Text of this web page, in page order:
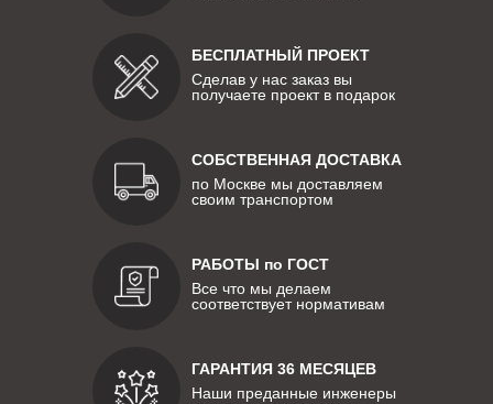
БЕСПЛАТНЫЙ ПРОЕКТ
Сделав у нас заказ вы
получаете проект в подарок
СОБСТВЕННАЯ ДОСТАВКА
по Москве мы доставляем
своим транспортом
РАБОТЫ по ГОСТ
Все что мы делаем
соответствует нормативам
ГАРАНТИЯ 36 МЕСЯЦЕВ
Наши преданные инженеры